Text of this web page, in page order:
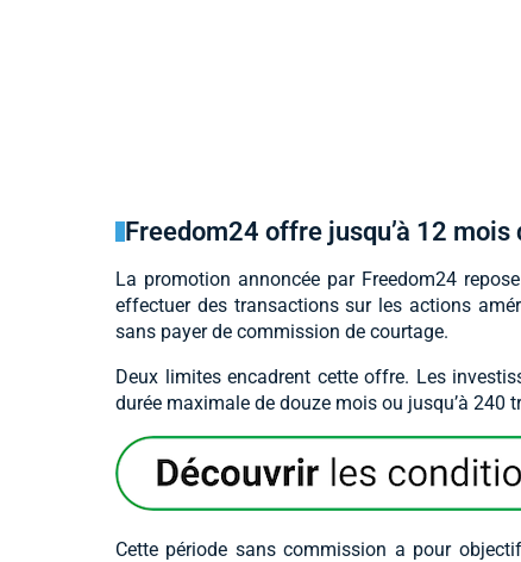
Freedom24 offre jusqu’à 12
La promotion annoncée par Freedom24
effectuer des transactions sur les actions
sans payer de commission de courtage.
Deux limites encadrent cette offre. Les
durée maximale de douze mois ou jusqu’à
Cette période sans commission a pour